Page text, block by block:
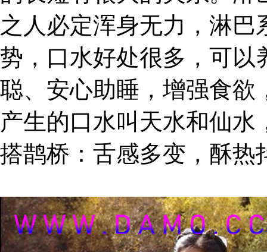
之人必定浑身无力，淋
势，口水好处很多，可以
聪、安心助睡，增强食欲
产生的口水叫天水和仙
搭鹊桥：舌感多变，酥热